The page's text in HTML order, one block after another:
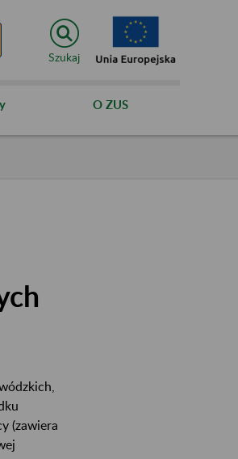
Szukaj
O ZUS
(zawiera